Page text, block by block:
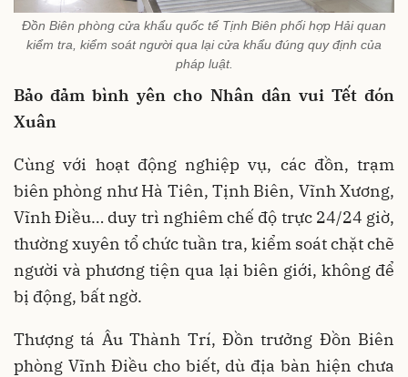
Đồn Biên phòng cửa khẩu quốc tế Tịnh Biên phối hợp Hải quan
kiểm tra, kiểm soát người qua lại cửa khẩu đúng quy định của
pháp luật.
Bảo đảm bình yên cho Nhân dân vui Tết đón
Xuân
Cùng với hoạt động nghiệp vụ, các đồn, trạm
biên phòng như Hà Tiên, Tịnh Biên, Vĩnh Xương,
Vĩnh Điều… duy trì nghiêm chế độ trực 24/24 giờ,
thường xuyên tổ chức tuần tra, kiểm soát chặt chẽ
người và phương tiện qua lại biên giới, không để
bị động, bất ngờ.
Thượng tá Âu Thành Trí, Đồn trưởng Đồn Biên
phòng Vĩnh Điều cho biết, dù địa bàn hiện chưa